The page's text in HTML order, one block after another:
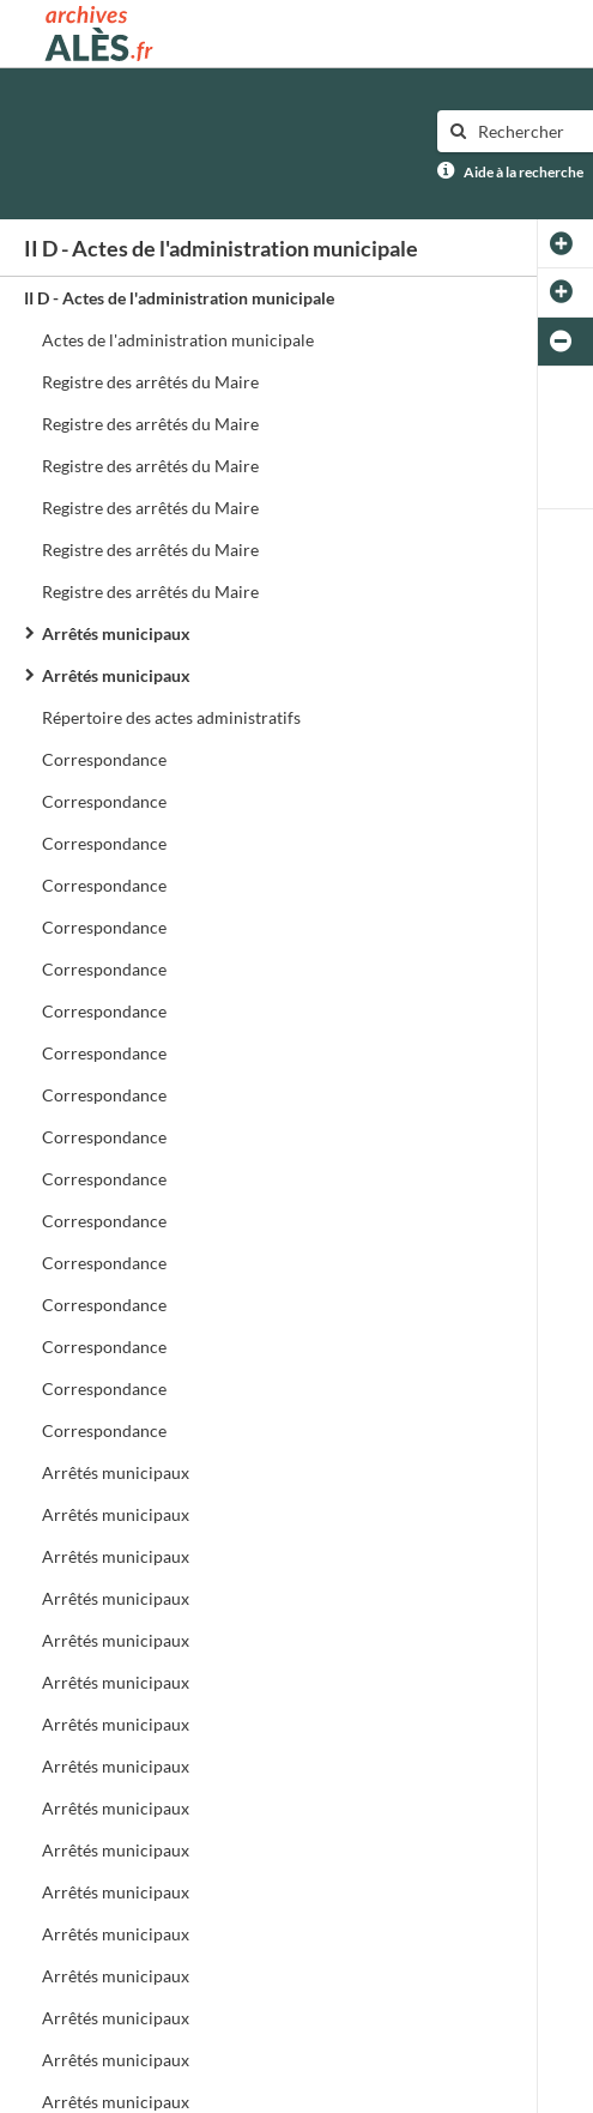
Archives municipales d'Alès
Aide à la recherche
II D - Actes de l'administration municipale
II D - Actes de l'administration municipale
Actes de l'administration municipale
Registre des arrêtés du Maire
Registre des arrêtés du Maire
Registre des arrêtés du Maire
Registre des arrêtés du Maire
Registre des arrêtés du Maire
Registre des arrêtés du Maire
Arrêtés municipaux
Arrêtés municipaux
Répertoire des actes administratifs
Correspondance
Correspondance
Correspondance
Correspondance
Correspondance
Correspondance
Correspondance
Correspondance
Correspondance
Correspondance
Correspondance
Correspondance
Correspondance
Correspondance
Correspondance
Correspondance
Correspondance
Arrêtés municipaux
Arrêtés municipaux
Arrêtés municipaux
Arrêtés municipaux
Arrêtés municipaux
Arrêtés municipaux
Arrêtés municipaux
Arrêtés municipaux
Arrêtés municipaux
Arrêtés municipaux
Arrêtés municipaux
Arrêtés municipaux
Arrêtés municipaux
Arrêtés municipaux
Arrêtés municipaux
Arrêtés municipaux